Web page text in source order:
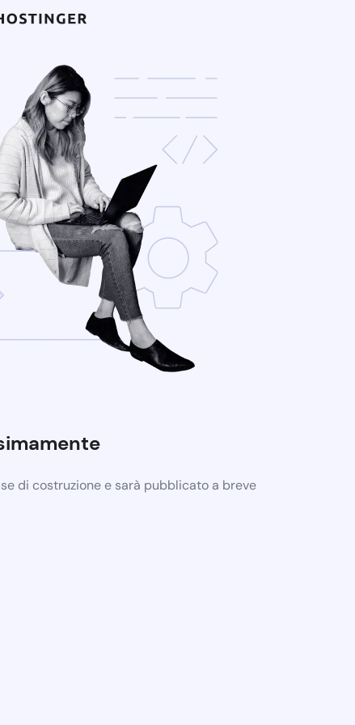
di costruzione e sarà pubblicato a breve